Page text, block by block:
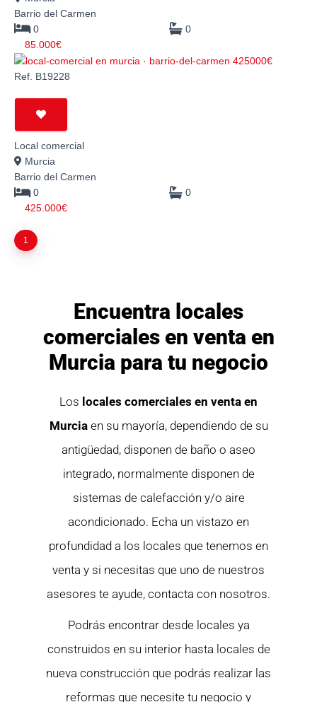
Barrio del Carmen
0
0
85.000€
Ref. B19228
Local comercial
Murcia
Barrio del Carmen
0
0
425.000€
1
Encuentra locales
comerciales en venta en
Murcia para tu negocio
Los locales comerciales en venta en
Murciaen su mayoría, dependiendo de su
antigüedad, disponen de baño o aseo
integrado, normalmente disponen de
sistemas de calefacción y/o aire
acondicionado. Echa un vistazo en
profundidad a los locales que tenemos en
venta y si necesitas que uno de nuestros
asesores te ayude, contacta con nosotros.
Podrás encontrar desde locales ya
construidos en su interior hasta locales de
nueva construcción que podrás realizar las
reformas que necesite tu negocio y